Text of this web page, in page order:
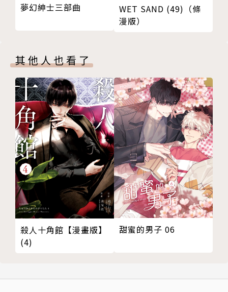
夢幻紳士三部曲
WET SAND (49)（條
漫版）
其他人也看了
殺人十角館【漫畫版】
(4)
甜蜜的男子 06